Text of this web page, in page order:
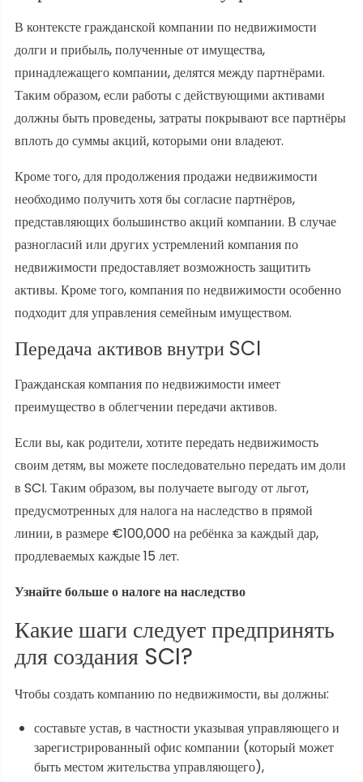
В контексте гражданской компании по недвижимости
долги и прибыль, полученные от имущества,
принадлежащего компании, делятся между партнёрами.
Таким образом, если работы с действующими активами
должны быть проведены, затраты покрывают все партнёры
вплоть до суммы акций, которыми они владеют.
Кроме того, для продолжения продажи недвижимости
необходимо получить хотя бы согласие партнёров,
представляющих большинство акций компании. В случае
разногласий или других устремлений компания по
недвижимости предоставляет возможность защитить
активы. Кроме того, компания по недвижимости особенно
подходит для управления семейным имуществом.
Передача активов внутри SCI
Гражданская компания по недвижимости имеет
преимущество в облегчении передачи активов.
Если вы, как родители, хотите передать недвижимость
своим детям, вы можете последовательно передать им доли
в SCI. Таким образом, вы получаете выгоду от льгот,
предусмотренных для налога на наследство в прямой
линии, в размере €100,000 на ребёнка за каждый дар,
продлеваемых каждые 15 лет.
Узнайте больше о налоге на наследство
Какие шаги следует предпринять
для создания SCI?
Чтобы создать компанию по недвижимости, вы должны:
составьте устав, в частности указывая управляющего и
зарегистрированный офис компании (который может
быть местом жительства управляющего),